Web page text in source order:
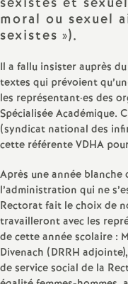
moral ou sexuel
sexistes »).
Il a fallu insister auprès
textes qui prévoient qu’un
les représentant·es des
Spécialisée Académique.
(syndicat national des
cette référente VDHA
Après une année
l’administration qui ne
Rectorat fait le choix de
travailleront avec les
de cette année scolaire :
Divenach (DRRH
de service social de la